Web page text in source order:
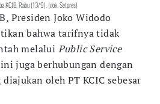
KCJB, Rabu (13/9). (dok. Setpres)
Presiden Joko Widodo
bahwa tarifnya tidak
melalui Public Service
juga berhubungan dengan
oleh PT KCIC sebesar